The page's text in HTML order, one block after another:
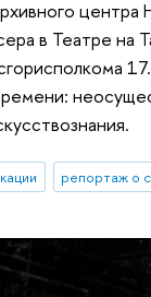
центра
в Театре на
репортаж о